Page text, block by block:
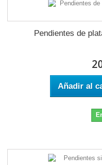
Pendientes de
Añadir al